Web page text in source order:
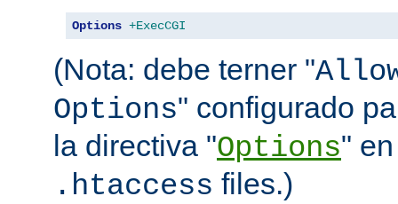
Options +ExecCGI
(Nota: debe terner "
Options" configurado
la directiva "Options"
.htaccess files.)